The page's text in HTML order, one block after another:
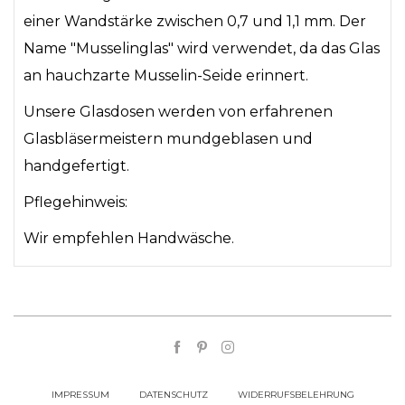
einer Wandstärke zwischen 0,7 und 1,1 mm. Der
Name "Musselinglas" wird verwendet, da das Glas
an hauchzarte Musselin-Seide erinnert.
Unsere Glasdosen werden von erfahrenen
Glasbläsermeistern mundgeblasen und
handgefertigt.
Pflegehinweis:
Wir empfehlen Handwäsche.
IMPRESSUM DATENSCHUTZ WIDERRUFSBELEHRUNG